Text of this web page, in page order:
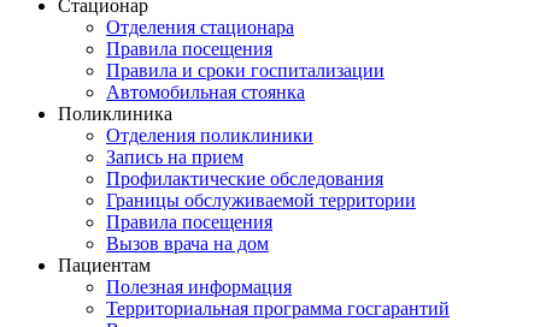
Стационар
Отделения стационара
Правила посещения
Правила и сроки госпитализации
Автомобильная стоянка
Поликлиника
Отделения поликлиники
Запись на прием
Профилактические обследования
Границы обслуживаемой территории
Правила посещения
Вызов врача на дом
Пациентам
Полезная информация
Территориальная программа госгарантий